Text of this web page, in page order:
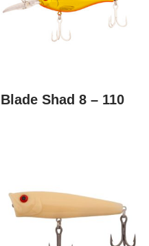
Blade Shad 8 – 110